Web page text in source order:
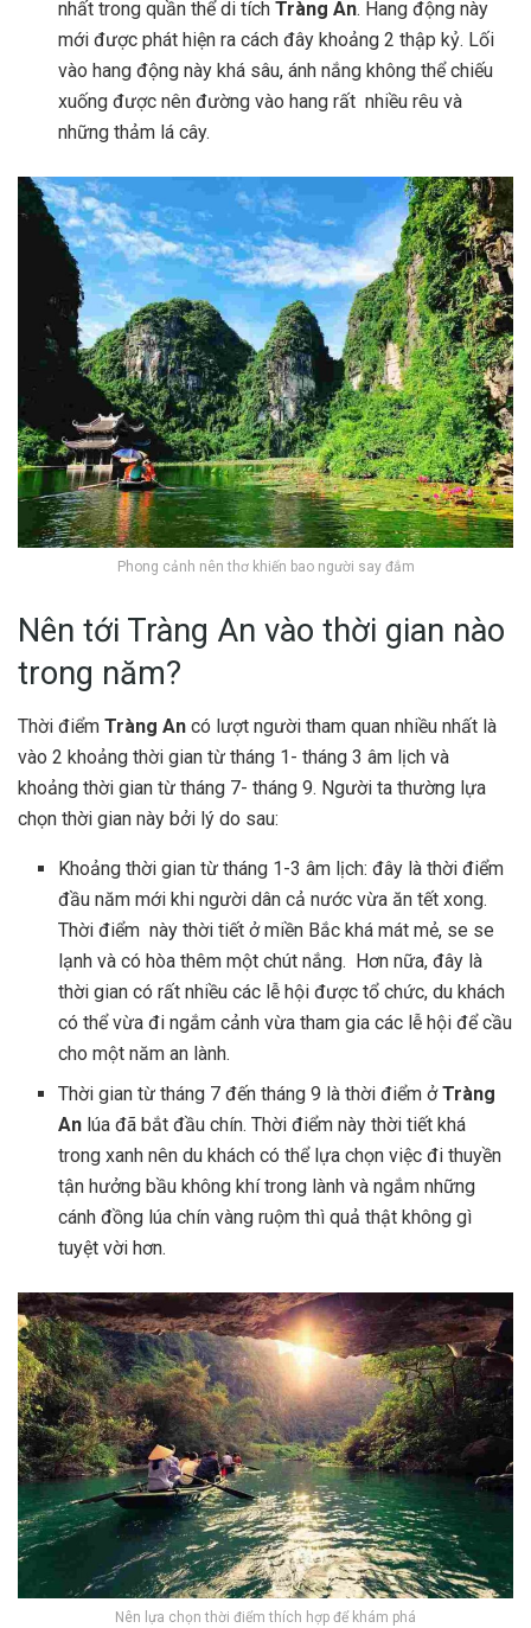
nhất trong quần thể di tíchTràng An. Hang động này
mới được phát hiện ra cách đây khoảng 2 thập kỷ. Lối
vào hang động này khá sâu, ánh nắng không thể chiếu
xuống được nên đường vào hang rất nhiều rêu và
những thảm lá cây.
Phong cảnh nên thơ khiến bao người say đắm
Nên tới Tràng An vào thời gian nào
trong năm?
Thời điểm Tràng An có lượt người tham quan nhiều nhất là
vào 2 khoảng thời gian từ tháng 1- tháng 3 âm lịch và
khoảng thời gian từ tháng 7- tháng 9. Người ta thường lựa
chọn thời gian này bởi lý do sau:
Khoảng thời gian từ tháng 1-3 âm lịch: đây là thời điểm
đầu năm mới khi người dân cả nước vừa ăn tết xong.
Thời điểm này thời tiết ở miền Bắc khá mát mẻ, se se
lạnh và có hòa thêm một chút nắng. Hơn nữa, đây là
thời gian có rất nhiều các lễ hội được tổ chức, du khách
có thể vừa đi ngắm cảnh vừa tham gia các lễ hội để cầu
cho một năm an lành.
Thời gian từ tháng 7 đến tháng 9 là thời điểm ởTràng
An lúa đã bắt đầu chín. Thời điểm này thời tiết khá
trong xanh nên du khách có thể lựa chọn việc đi thuyền
tận hưởng bầu không khí trong lành và ngắm những
cánh đồng lúa chín vàng ruộm thì quả thật không gì
tuyệt vời hơn.
Nên lựa chọn thời điểm thích hợp để khám phá